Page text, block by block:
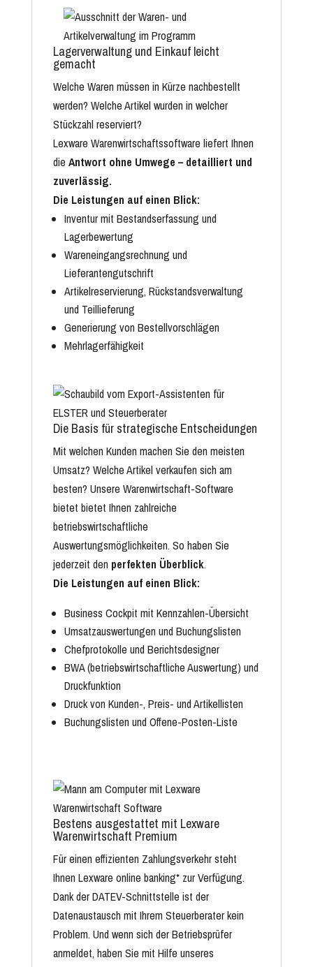
Lagerverwaltung und Einkauf leicht
gemacht
Welche Waren müssen in Kürze nachbestellt
werden? Welche Artikel wurden in welcher
Stückzahl reserviert?
Lexware Warenwirtschaftssoftware liefert Ihnen
die Antwort ohne Umwege – detailliert und
zuverlässig.
Die Leistungen auf einen Blick:
Inventur mit Bestandserfassung und
Lagerbewertung
Wareneingangsrechnung und
Lieferantengutschrift
Artikelreservierung, Rückstandsverwaltung
und Teillieferung
Generierung von Bestellvorschlägen
Mehrlagerfähigkeit
Die Basis für strategische Entscheidungen
Mit welchen Kunden machen Sie den meisten
Umsatz? Welche Artikel verkaufen sich am
besten? Unsere Warenwirtschaft-Software
bietet bietet Ihnen zahlreiche
betriebswirtschaftliche
Auswertungsmöglichkeiten. So haben Sie
jederzeit den perfekten Überblick.
Die Leistungen auf einen Blick:
Business Cockpit mit Kennzahlen-Übersicht
Umsatzauswertungen und Buchungslisten
Chefprotokolle und Berichtsdesigner
BWA(betriebswirtschaftliche Auswertung) und
Druckfunktion
Druck von Kunden-, Preis- und Artikellisten
Buchungslisten und Offene-Posten-Liste
Bestens ausgestattet mit Lexware
Warenwirtschaft Premium
Für einen effizienten Zahlungsverkehr steht
Ihnen Lexware online banking* zur Verfügung.
Dank derDATEV-Schnittstelle ist der
Datenaustausch mit Ihrem Steuerberater kein
Problem. Und wenn sich der Betriebsprüfer
anmeldet, haben Sie mit Hilfe unseres